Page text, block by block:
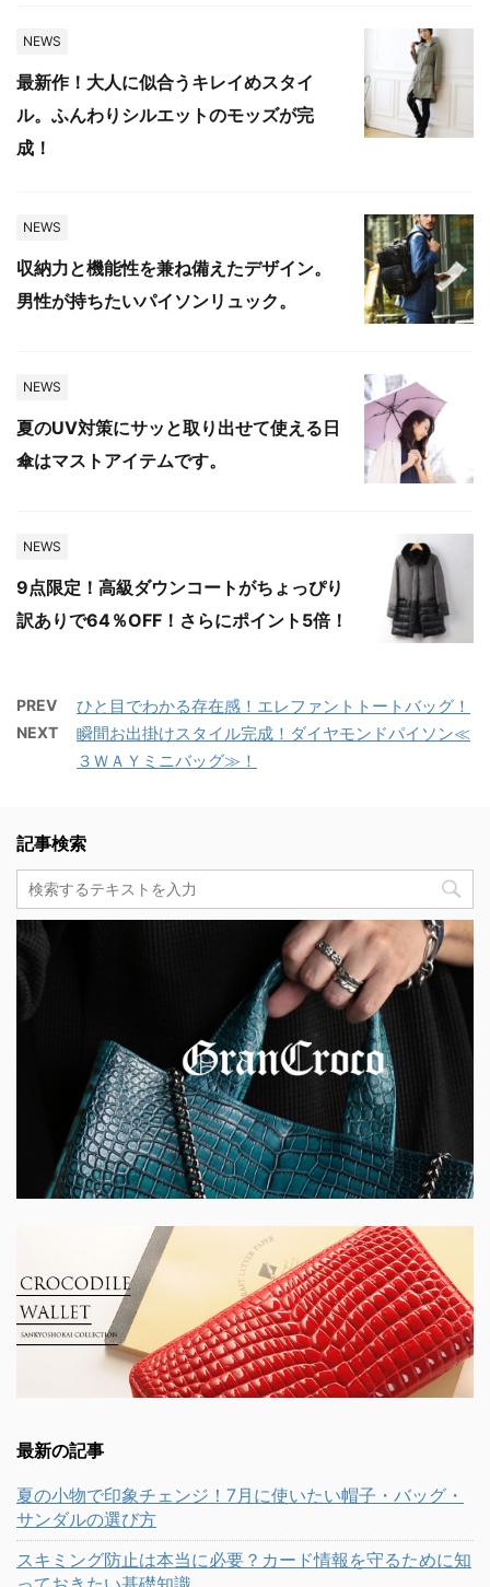
NEWS
最新作！大人に似合うキレイめスタイ
ル。ふんわりシルエットのモッズが完
成！
NEWS
収納力と機能性を兼ね備えたデザイン。
男性が持ちたいパイソンリュック。
NEWS
夏のUV対策にサッと取り出せて使える日
傘はマストアイテムです。
NEWS
9点限定！高級ダウンコートがちょっぴり
訳ありで64％OFF！さらにポイント5倍！
PREV ひと目でわかる存在感！エレファントトートバッグ！
NEXT
瞬間お出掛けスタイル完成！ダイヤモンドパイソン≪
３ＷＡＹミニバッグ≫！
記事検索
最新の記事
夏の小物で印象チェンジ！7月に使いたい帽子・バッグ・
サンダルの選び方
スキミング防止は本当に必要？カード情報を守るために知